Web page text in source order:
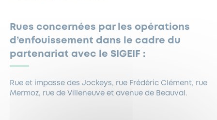
Rues concernées par les opérations
d’enfouissement dans le cadre du
partenariat avec le SIGEIF :
Rue et impasse des Jockeys, rue Frédéric Clément, rue
Mermoz, rue de Villeneuve et avenue de Beauval.